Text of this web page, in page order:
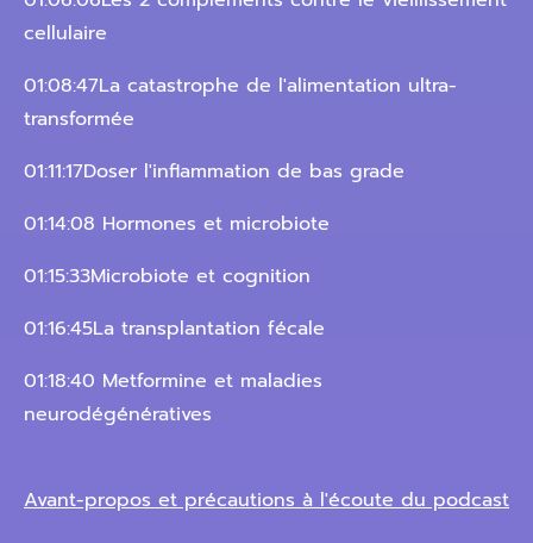
cellulaire
01:08:47La catastrophe de l'alimentation ultra-
transformée
01:11:17Doser l'inflammation de bas grade
01:14:08 Hormones et microbiote
01:15:33Microbiote et cognition
01:16:45La transplantation fécale
01:18:40 Metformine et maladies
neurodégénératives
Avant-propos et précautions à l'écoute du podcast